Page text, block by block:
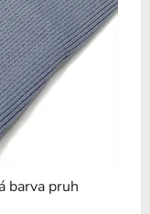
barva pruh